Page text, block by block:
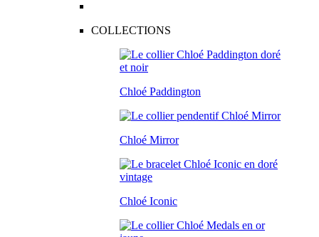
COLLECTIONS
Chloé Paddington
Chloé Mirror
Chloé Iconic